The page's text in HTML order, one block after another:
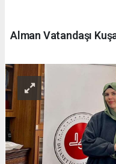
Alman Vatandaşı